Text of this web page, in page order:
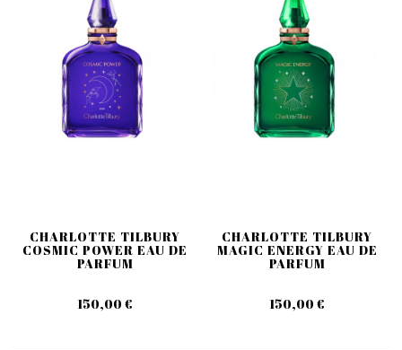
CHARLOTTE TILBURY
COSMIC POWER EAU DE
PARFUM
150,00 €
CHARLOTTE TILBURY
MAGIC ENERGY EAU DE
PARFUM
150,00 €